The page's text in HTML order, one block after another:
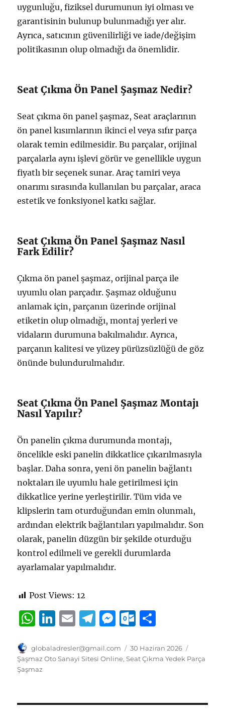
uygunluğu, fiziksel durumunun iyi olması ve
garantisinin bulunup bulunmadığı yer alır.
Ayrıca, satıcının güvenilirliği ve iade/değişim
politikasının olup olmadığı da önemlidir.
Seat Çıkma Ön Panel Şaşmaz Nedir?
Seat çıkma ön panel şaşmaz, Seat araçlarının
ön panel kısımlarının ikinci el veya sıfır parça
olarak temin edilmesidir. Bu parçalar, orijinal
parçalarla aynı işlevi görür ve genellikle uygun
fiyatlı bir seçenek sunar. Araç tamiri veya
onarımı sırasında kullanılan bu parçalar, araca
estetik ve fonksiyonel katkı sağlar.
Seat Çıkma Ön Panel Şaşmaz Nasıl
Fark Edilir?
Çıkma ön panel şaşmaz, orijinal parça ile
uyumlu olan parçadır. Şaşmaz olduğunu
anlamak için, parçanın üzerinde orijinal
etiketin olup olmadığı, montaj yerleri ve
vidaların durumuna bakılmalıdır. Ayrıca,
parçanın kalitesi ve yüzey pürüzsüzlüğü de göz
önünde bulundurulmalıdır.
Seat Çıkma Ön Panel Şaşmaz Montajı
Nasıl Yapılır?
Ön panelin çıkma durumunda montajı,
öncelikle eski panelin dikkatlice çıkarılmasıyla
başlar. Daha sonra, yeni ön panelin bağlantı
noktaları ile uyumlu hale getirilmesi için
dikkatlice yerine yerleştirilir. Tüm vida ve
klipslerin tam oturduğundan emin olunmalı,
ardından elektrik bağlantıları yapılmalıdır. Son
olarak, panelin düzgün bir şekilde oturduğu
kontrol edilmeli ve gerekli durumlarda
ayarlamalar yapılmalıdır.
Post Views: 12
W
at
s
p
Li
k
e
I
E
ai
l
T
e
g
a
M
ss
e
g
O
tl
o
k.
a
re
Yazar
globaladresler@gmail.com
Yayın
tarihi
30 Haziran 2026
Şaşmaz Oto Sanayi Sitesi Online,Seat Çıkma Yedek Parça
Şaşmaz